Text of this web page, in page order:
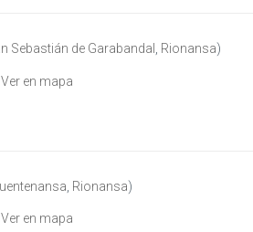
Sebastián de Garabandal , Rionansa)
Ver en mapa
Rionansa)
Ver en mapa